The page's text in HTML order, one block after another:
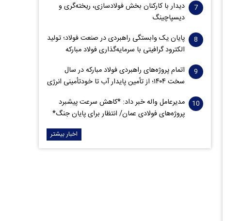
دیدار با کارکنان بخش فولادسازی، ریخته‌گری و
دیسپاچینگ
پایان یک وابستگی راهبردی در صنعت فولاد؛ تولید
الکترود گرافیتی با سرمایه‌گذاری فولاد مبارکه
اتمام پروژه‌های راهبردی فولاد مبارکه در سال
سخت ۱۴۰۴؛ از تأمین پایدار آب تا خودتأمینی انرژی
مدیرعامل واله خبر داد: *کاهش سرعت پیشبرد
پروژه‌های فولادی عمان/ انتظار برای پایان جنگ*
اخبار بیشتر